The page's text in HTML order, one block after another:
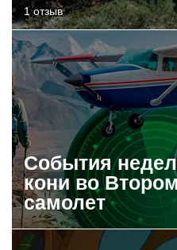
1 отзыв
События
кони во
самолет